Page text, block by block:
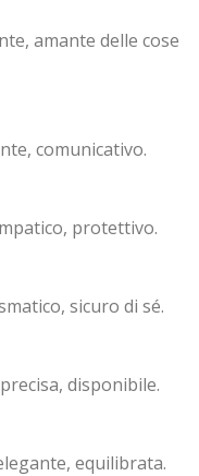
amante delle cose
comunicativo.
protettivo.
sicuro di sé.
disponibile.
equilibrata.